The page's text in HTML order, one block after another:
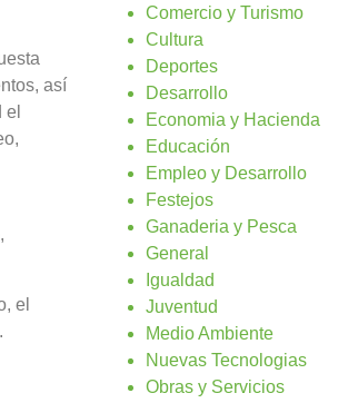
así
el
Comercio y Turismo
Cultura
Deportes
Desarrollo
Economia y Hacienda
Educación
Empleo y Desarrollo
Festejos
Ganaderia y Pesca
General
Igualdad
Juventud
Medio Ambiente
Nuevas Tecnologias
Obras y Servicios